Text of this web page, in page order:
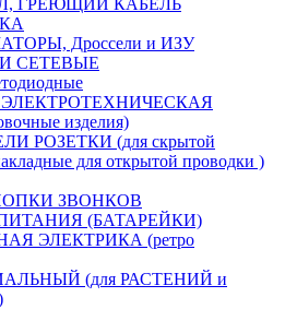
ГРЕЮЩИЙ КАБЕЛЬ
Дроссели и ИЗУ
СЕТЕВЫЕ
изделия)
РОЗЕТКИ (для скрытой
для открытой проводки )
ЗВОНКОВ
(БАТАРЕЙКИ)
ЭЛЕКТРИКА (ретро
(для РАСТЕНИЙ и